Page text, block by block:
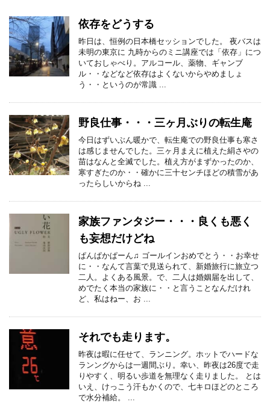
依存をどうする
昨日は、恒例の日本橋セッションでした。 夜バスは
未明の東京に 九時からのミニ講座では「依存」につ
いておしゃべり。アルコール、薬物、ギャンブ
ル・・などなど依存はよくないからやめましょ
う・・というのが常識 ...
野良仕事・・・三ヶ月ぶりの転生庵
今日はずいぶん暖かで、転生庵での野良仕事も寒さ
は感じませんでした。三ヶ月まえに植えた絹さやの
苗はなんと全滅でした。植え方がまずかったのか、
寒すぎたのか・・確かに三十センチほどの積雪があ
ったらしいからね ...
家族ファンタジー・・・良くも悪く
も妄想だけどね
ぱんぱかぱーん♫ ゴールインおめでとう・・お幸せ
に・・なんて言葉で見送られて、新婚旅行に旅立つ
二人。よくある風景。で、二人は婚姻届を出して、
めでたく本当の家族に・・と言うことなんだけれ
ど、私はねー、お ...
それでも走ります。
昨夜は暇に任せて、ランニング。ホットでハードな
ランングからは一週間ぶり。幸い、昨夜は26度で走
りやすく、明るい歩道を無理なく走りました。 とは
いえ、けっこう汗もかくので、七キロほどのところ
で水分補給。 ...